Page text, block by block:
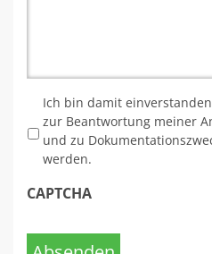
Ich bin damit
zur Beantwortung meiner
und zu
werden.
CAPTCHA